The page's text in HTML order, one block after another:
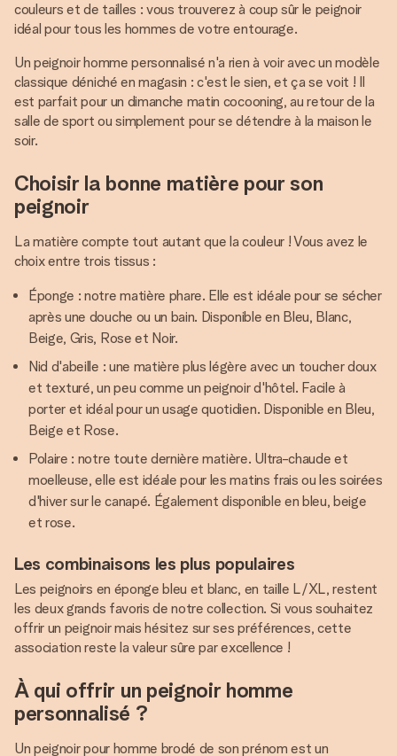
couleurs et de tailles : vous trouverez à coup sûr le peignoir
idéal pour tous les hommes de votre entourage.
Un peignoir homme personnalisé n'a rien à voir avec un modèle
classique déniché en magasin : c'est le sien, et ça se voit ! Il
est parfait pour un dimanche matin cocooning, au retour de la
salle de sport ou simplement pour se détendre à la maison le
soir.
Choisir la bonne matière pour son
peignoir
La matière compte tout autant que la couleur ! Vous avez le
choix entre trois tissus :
Éponge : notre matière phare. Elle est idéale pour se sécher
après une douche ou un bain. Disponible en Bleu, Blanc,
Beige, Gris, Rose et Noir.
Nid d'abeille : une matière plus légère avec un toucher doux
et texturé, un peu comme un peignoir d'hôtel. Facile à
porter et idéal pour un usage quotidien. Disponible en Bleu,
Beige et Rose.
Polaire : notre toute dernière matière. Ultra-chaude et
moelleuse, elle est idéale pour les matins frais ou les soirées
d'hiver sur le canapé. Également disponible en bleu, beige
et rose.
Les combinaisons les plus populaires
Les peignoirs en éponge bleu et blanc, en taille L/XL, restent
les deux grands favoris de notre collection. Si vous souhaitez
offrir un peignoir mais hésitez sur ses préférences, cette
association reste la valeur sûre par excellence !
À qui offrir un peignoir homme
personnalisé ?
Un peignoir pour homme brodé de son prénom est un